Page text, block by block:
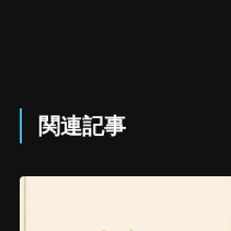
関連記事